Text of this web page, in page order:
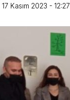
17 Kasım 2023 -